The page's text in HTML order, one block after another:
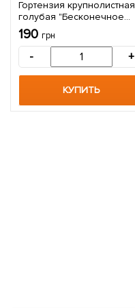
Гортензия крупнолистная
голубая "Бесконечное
лето" (Endless Summer) 1
саженец в упаковке
190 грн
- +
КУПИТЬ